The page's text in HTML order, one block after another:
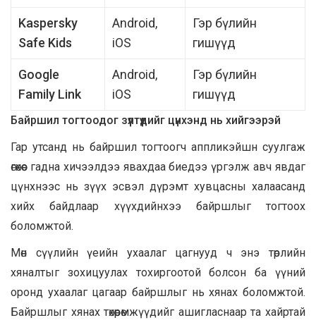
Kaspersky
Safe Kids
Android,
iOS
Гэр бүлийн
гишүүд
Google
Family Link
Android,
iOS
Гэр бүлийн
гишүүд
Байршил тогтоодог зүүлтүүдийг цүнхэнд нь хийгээрэй
Гар утсанд нь байршил тогтоогч аппликэйшн суулгаж
өгөхөөс гадна хичээлдээ явахдаа биедээ үргэлж авч явдаг
цүнхнээс нь зүүх эсвэл дүрэмт хувцасны халаасанд
хийх байдлаар хүүхдийнхээ байршлыг тогтоох
боломжтой.
Мөн сүүлийн үеийн ухаалаг цагнууд ч энэ төрлийн
хяналтыг зохицуулах тохиргоотой болсон ба үүний
оронд ухаалаг цагаар байршлыг нь хянах боломжтой.
Байршлыг хянах төхөөрөмжүүдийг ашигласнаар та хайртай